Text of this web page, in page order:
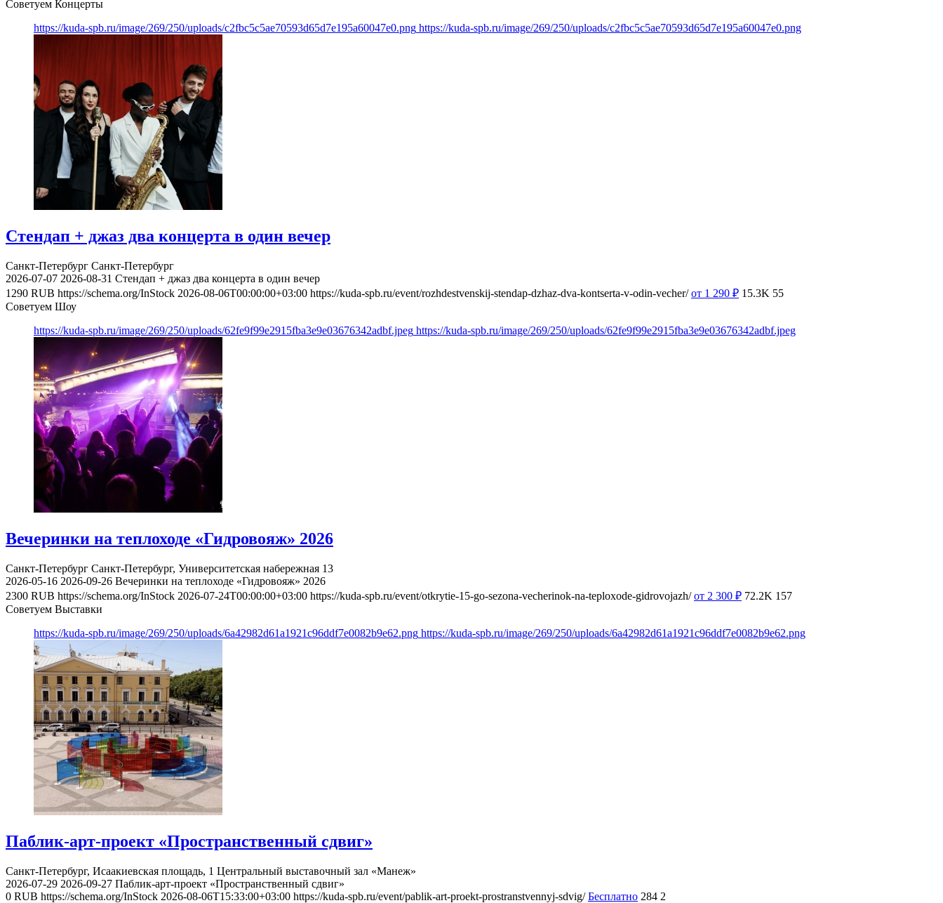
Советуем Концерты
https://kuda-spb.ru/image/269/250/uploads/c2fbc5c5ae70593d65d7e195a60047e0.png https://kuda-spb.ru/image/269/250/uploads/c2fbc5c5ae70593d65d7e195a60047e0.png
Стендап + джаз два концерта в один вечер
Санкт-Петербург Санкт-Петербург
2026-07-07 2026-08-31 Стендап + джаз два концерта в один вечер
1290 RUB https://schema.org/InStock 2026-08-06T00:00:00+03:00 https://kuda-spb.ru/event/rozhdestvenskij-stendap-dzhaz-dva-kontserta-v-odin-vecher/ от 1 290 ₽ 15.3K 55
Советуем Шоу
https://kuda-spb.ru/image/269/250/uploads/62fe9f99e2915fba3e9e03676342adbf.jpeg https://kuda-spb.ru/image/269/250/uploads/62fe9f99e2915fba3e9e03676342adbf.jpeg
Вечеринки на теплоходе «Гидровояж» 2026
Санкт-Петербург Санкт-Петербург, Университетская набережная 13
2026-05-16 2026-09-26 Вечеринки на теплоходе «Гидровояж» 2026
2300 RUB https://schema.org/InStock 2026-07-24T00:00:00+03:00 https://kuda-spb.ru/event/otkrytie-15-go-sezona-vecherinok-na-teploxode-gidrovojazh/ от 2 300 ₽ 72.2K 157
Советуем Выставки
https://kuda-spb.ru/image/269/250/uploads/6a42982d61a1921c96ddf7e0082b9e62.png https://kuda-spb.ru/image/269/250/uploads/6a42982d61a1921c96ddf7e0082b9e62.png
Паблик-арт-проект «Пространственный сдвиг»
Санкт-Петербург, Исаакиевская площадь, 1 Центральный выставочный зал «Манеж»
2026-07-29 2026-09-27 Паблик-арт-проект «Пространственный сдвиг»
0 RUB https://schema.org/InStock 2026-08-06T15:33:00+03:00 https://kuda-spb.ru/event/pablik-art-proekt-prostranstvennyj-sdvig/ Бесплатно 284 2